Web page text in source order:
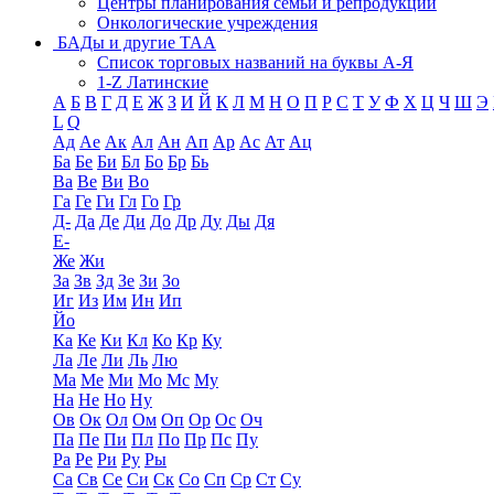
Онкологические учреждения
БАДы и другие ТАА
Список торговых названий на буквы А-Я
1-Z Латинские
А Б В Г Д Е Ж З И Й К Л М Н О П Р С Т У Ф Х Ц Ч Ш Э
L Q
Ад Ае Ак Ал Ан Ап Ар Ас Ат Ац
Ба Бе Би Бл Бо Бр Бь
Ва Ве Ви Во
Га Ге Ги Гл Го Гр
Д- Да Де Ди До Др Ду Ды Дя
Е-
Же Жи
За Зв Зд Зе Зи Зо
Иг Из Им Ин Ип
Йо
Ка Ке Ки Кл Ко Кр Ку
Ла Ле Ли Ль Лю
Ма Ме Ми Мо Мс Му
На Не Но Ну
Ов Ок Ол Ом Оп Ор Ос Оч
Па Пе Пи Пл По Пр Пс Пу
Ра Ре Ри Ру Ры
Са Св Се Си Ск Со Сп Ср Ст Су